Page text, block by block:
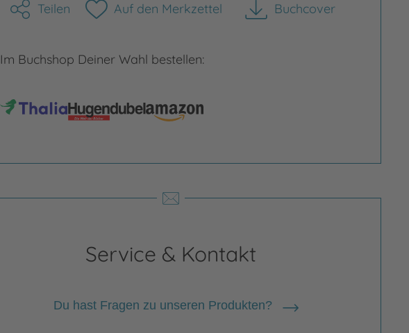
Teilen Auf den Merkzettel Buchcover
herunterladen
Im Buchshop Deiner Wahl bestellen:
Service & Kontakt
Du hast Fragen zu unseren Produkten?